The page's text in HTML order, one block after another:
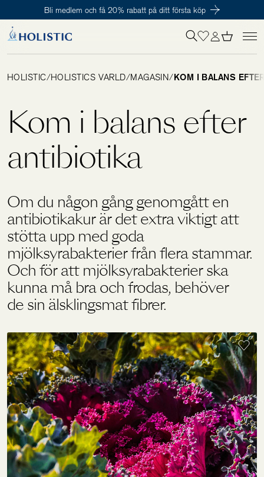
Bli medlem och få 20% rabatt på ditt första köp
Digitalt behovstest
Hälsotester
Holistics värld
Utbildning
För återförsäljare
Tillagd i varukorgen Till kassan
För att påbörja en prenumeration hos oss så behöver du vara medlem i
Holistic Club. Det är helt kostnadsfritt.
HOLISTIC/HOLISTICS VÄRLD/MAGASIN/KOM I BALANS
Kom i balans efter
antibiotika
Om du någon gång genomgått en
antibiotikakur är det extra viktigt att
stötta upp med goda
mjölksyrabakterier från flera stammar.
Och för att mjölksyrabakterier ska
kunna må bra och frodas, behöver
de sin älsklingsmat fibrer.